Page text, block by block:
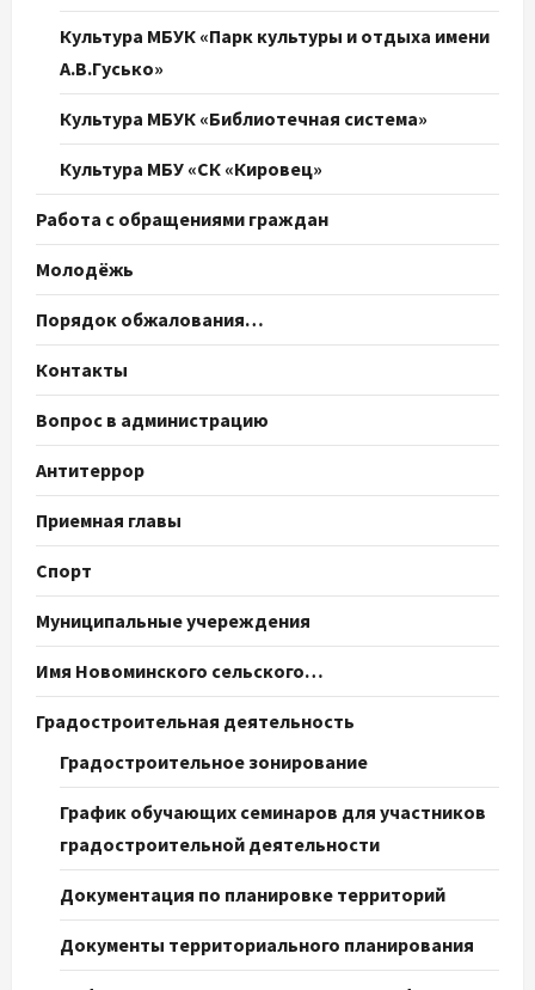
Культура МБУК «Парк культуры и отдыха имени
А.В.Гусько»
Культура МБУК «Библиотечная система»
Культура МБУ «СК «Кировец»
Работа с обращениями граждан
Молодёжь
Порядок обжалования…
Контакты
Вопрос в администрацию
Антитеррор
Приемная главы
Спорт
Муниципальные учереждения
Имя Новоминского сельского…
Градостроительная деятельность
Градостроительное зонирование
График обучающих семинаров для участников
градостроительной деятельности
Документация по планировке территорий
Документы территориального планирования